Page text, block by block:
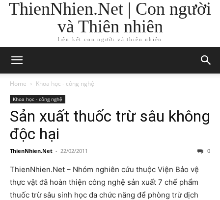
ThienNhien.Net | Con người
và Thiên nhiên
liên kết con người và thiên nhiên
Home Khoa học - công nghệ
Khoa học - công nghệ
Sản xuất thuốc trừ sâu không
độc hại
ThienNhien.Net - 22/02/2011 0
ThienNhien.Net – Nhóm nghiên cứu thuộc Viện Bảo vệ
thực vật đã hoàn thiện công nghệ sản xuất 7 chế phẩm
thuốc trừ sâu sinh học đa chức năng để phòng trừ dịch